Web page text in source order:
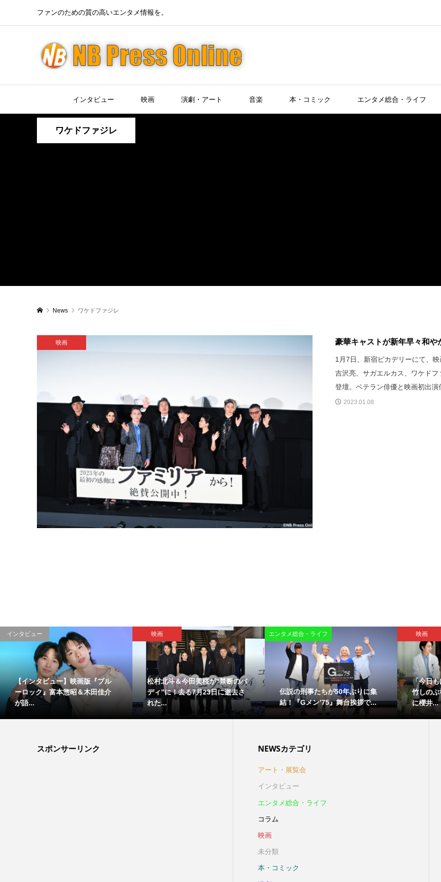
ファンのための質の高いエンタメ情報を。
インタビュー 映画 演劇・アート 音楽 本・コミック エンタメ総合・ライフ
ワケドファジレ
News ワケドファジレ
映画 豪華キャストが新年早々和
1月7日、新宿ピカデリーにて、
吉沢亮、サガエルカス、ワケド
登壇。ベテラン俳優と映画初出
2023.01.08
インタビュー
【インタビュー】映画版『ブル
ーロック』富本惣昭＆木田佳介
が語...
映画
松村北斗＆今田美桜が“禁断のバ
ディ”に！去る7月23日に逝去さ
れた...
エンタメ総合・ライフ
伝説の刑事たちが50年ぶりに集
結！『Gメン’75』舞台挨拶で...
映画
「今日
竹しの
に櫻井...
スポンサーリンク NEWSカテゴリ
アート・展覧会
インタビュー
エンタメ総合・ライフ
コラム
映画
未分類
本・コミック